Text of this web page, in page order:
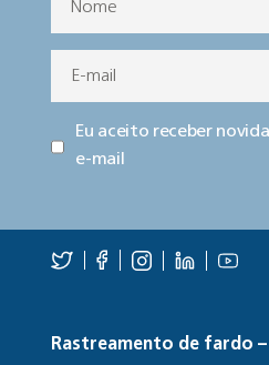
Eu aceito receber
e-mail
Rastreamento de fardo